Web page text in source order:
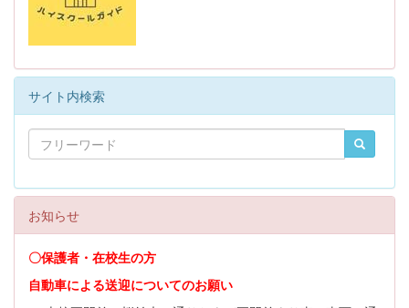
サイト内検索
お知らせ
〇保護者・在校生の方
自動車による送迎についてのお願い